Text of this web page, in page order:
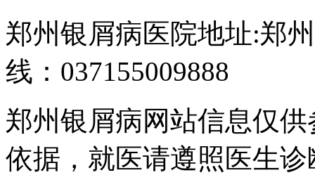
郑州银屑病医院地址:郑
线：037155009888
郑州银屑病网站信息仅
依据，就医请遵照医生诊